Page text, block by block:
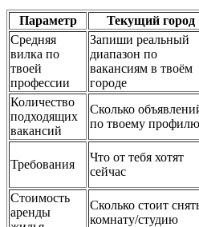
Параметр Текущий город
Средняя
вилка по
твоей
профессии
Запиши реальный
диапазон по
вакансиям в твоём
городе
Количество
подходящих
вакансий
Сколько
по твоему профилю
Требования
Что от тебя хотят
сейчас
Стоимость
аренды
Сколько стоит
комнату/студию